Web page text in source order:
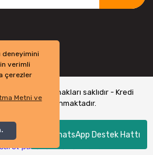
deneyimini
verimli
çerezler
Metni ve
WhatsApp Destek Hattı
- Tüm hakları saklıdır - Kredi
ile Korunmaktadır.
e-